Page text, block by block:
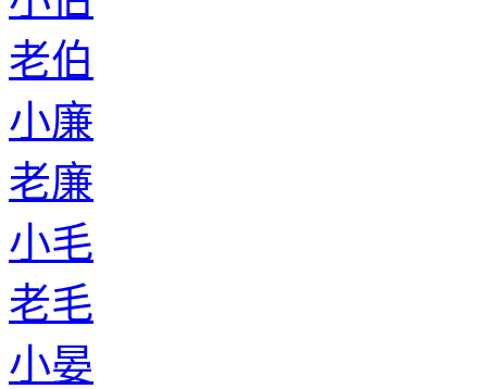
老伯
小廉
老廉
小毛
老毛
小晏